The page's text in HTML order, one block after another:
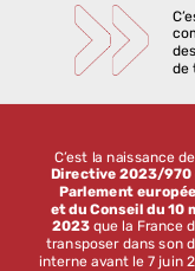
des
de
C’est la naissance de
Directive 2023/970
Parlement
etdu Conseil du 10
2023 que la France
transposer dans son
interne avant le 7 juin